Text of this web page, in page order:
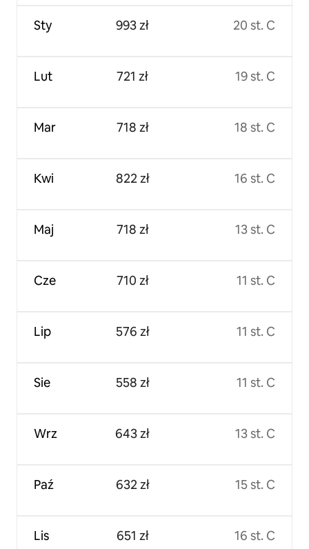
Sty
Lut
Mar
Kwi
Maj
Cze
Lip
Sie
Wrz
Paź
Lis
993 zł
721 zł
718 zł
822 zł
718 zł
710 zł
576 zł
558 zł
643 zł
632 zł
651 zł
20 st. C
19 st. C
18 st. C
16 st. C
13 st. C
11 st. C
11 st. C
11 st. C
13 st. C
15 st. C
16 st. C